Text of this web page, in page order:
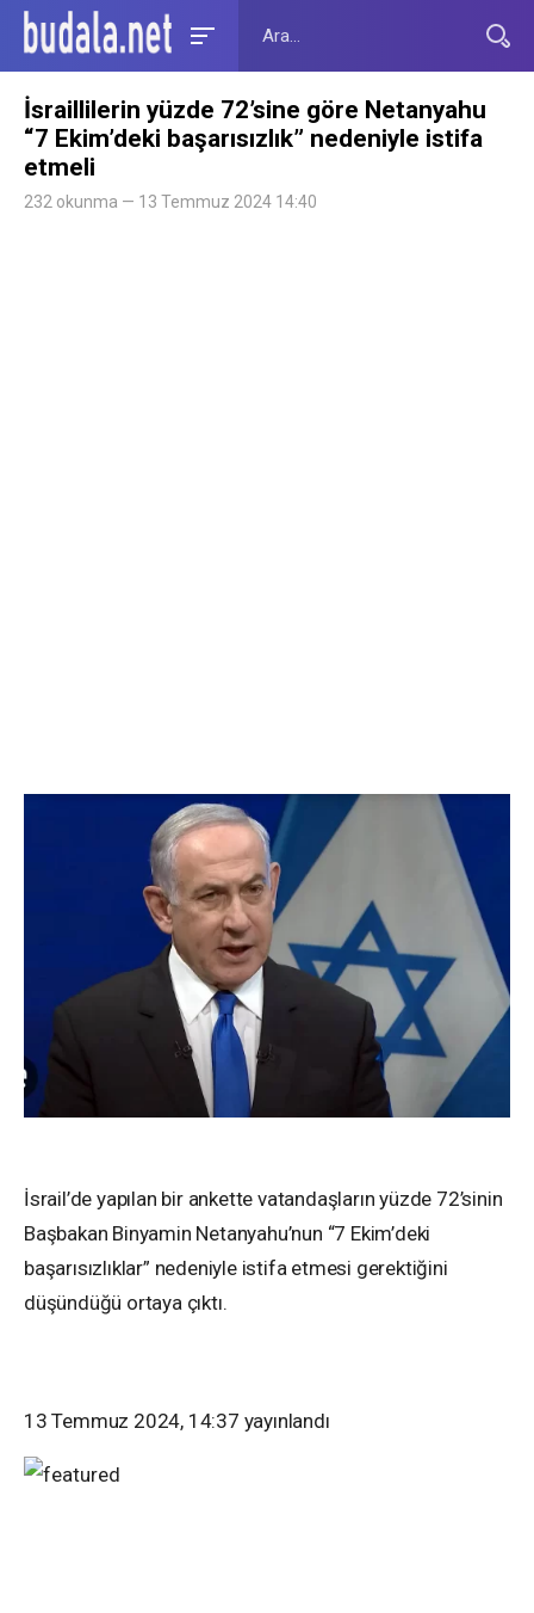
İsraillilerin yüzde 72’sine göre Netanyahu
“7 Ekim’deki başarısızlık” nedeniyle istifa
etmeli
232 okunma — 13 Temmuz 2024 14:40
İsrail’de yapılan bir ankette vatandaşların yüzde 72’sinin
Başbakan Binyamin Netanyahu’nun “7 Ekim’deki
başarısızlıklar” nedeniyle istifa etmesi gerektiğini
düşündüğü ortaya çıktı.
13 Temmuz 2024, 14:37 yayınlandı